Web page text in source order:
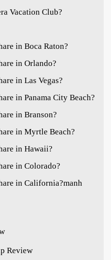
Vacation Club?
in Boca Raton?
in Orlando?
in Las Vegas?
in Panama City Beach?
in Branson?
in Myrtle Beach?
in Hawaii?
in Colorado?
in California?manh
Review